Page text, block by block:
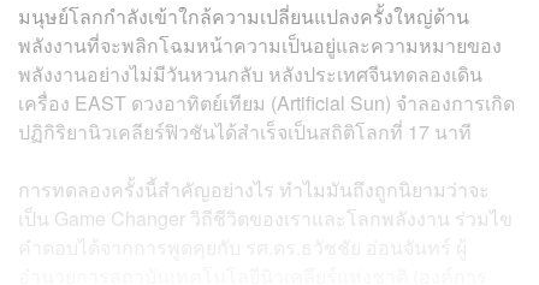
มนุษย์โลกกำลังเข้าใกล้ความเปลี่ยนแปลงครั้งใหญ่ด้าน
พลังงานที่จะพลิกโฉมหน้าความเป็นอยู่และความหมายของ
พลังงานอย่างไม่มีวันหวนกลับ หลังประเทศจีนทดลองเดิน
เครื่อง EAST ดวงอาทิตย์เทียม (Artificial Sun) จำลองการเกิด
ปฏิกิริยานิวเคลียร์ฟิวชันได้สำเร็จเป็นสถิติโลกที่ 17 นาที
การทดลองครั้งนี้สำคัญอย่างไร ทำไมมันถึงถูกนิยามว่าจะ
เป็น Game Changer วิถีชีวิตของเราและโลกพลังงาน ร่วมไข